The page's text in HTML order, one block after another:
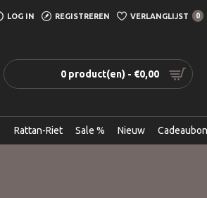
LOG IN REGISTREREN VERLANGLIJST 0
0 product(en) - €0,00
Rattan-Riet Sale % Nieuw Cadeaubon